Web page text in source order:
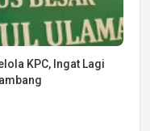
KPC, Ingat Lagi